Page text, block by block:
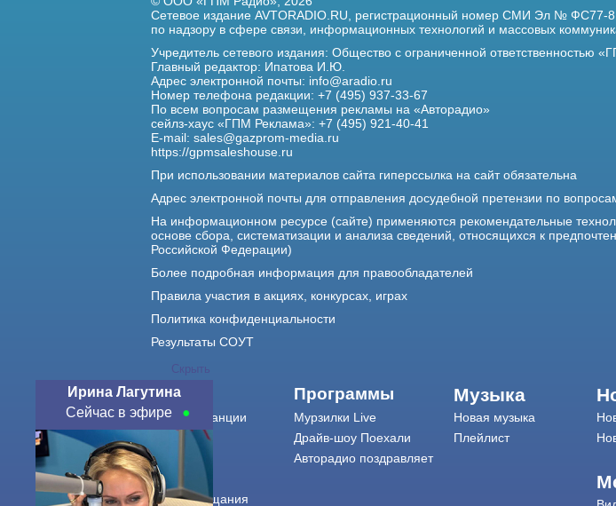
Скрыть
Ирина Лагутина
Сейчас в эфире
Сетевое издание AVTORADIO.RU, регистрационный номер СМИ Эл № ФС77-
по надзору в сфере связи,
информационных технологий и массовых
Учредитель сетевого издания: Общество с ограниченной ответственностью
Главный редактор: Ипатова И.Ю.
Адрес электронной почты: info@aradio.ru
Номер телефона редакции: +7 (495) 937-33-67
По всем вопросам размещения рекламы на «Авторадио»
сейлз-хаус «ГПМ Реклама»: +7 (495) 921-40-41
E-mail: sales@gazprom-media.ru
https://gpmsaleshouse.ru
При использовании материалов сайта гиперссылка на сайт обязательна
Адрес электронной почты для отправления досудебной претензии по
На информационном ресурсе (сайте) применяются рекомендательные
основе сбора, систематизации и анализа сведений, относящихся к
Российской Федерации)
Более подробная информация для правообладателей
Правила участия в акциях, конкурсах, играх
Политика конфиденциальности
Результаты СОУТ
О нас
О радиостанции
Команда
Контакты
Реклама
Города вещания
Программы
Мурзилки Live
Драйв-шоу Поехали
Авторадио поздравляет
Музыка
Новая музыка
Плейлист